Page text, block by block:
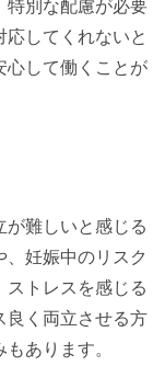
特別な配慮が必要
してくれないと
心して働くことが
が難しいと感じる
妊娠中のリスク
ストレスを感じる
良く両立させる方
あります。